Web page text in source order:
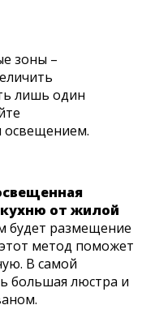
зоны –
лишь один
освещением.
кухню от жилой
будет размещение
метод поможет
В самой
большая люстра и